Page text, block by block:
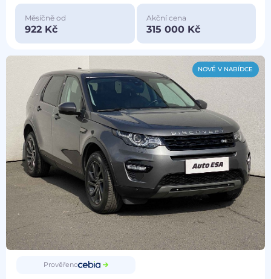
Měsíčně od
922 Kč
Akční cena
315 000 Kč
NOVĚ V NABÍDCE
Prověřeno